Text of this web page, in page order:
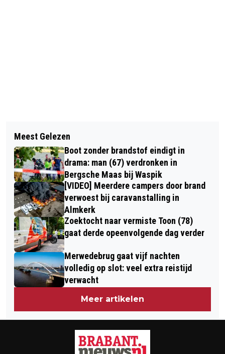
GIGANTISCHE COCAÏNEVONDST IN
LOODS STANDDAARBUITEN
SUPERMAAN VERLICHT HEMEL
Meest Gelezen
Boot zonder brandstof eindigt in
drama: man (67) verdronken in
Bergsche Maas bij Waspik
[VIDEO] Meerdere campers door brand
verwoest bij caravanstalling in
Almkerk
Zoektocht naar vermiste Toon (78)
gaat derde opeenvolgende dag verder
Merwedebrug gaat vijf nachten
volledig op slot: veel extra reistijd
verwacht
Meer artikelen